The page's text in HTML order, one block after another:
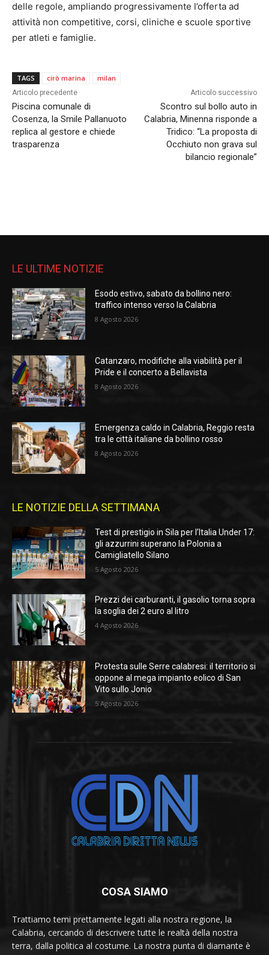
delle regole, ampliando progressivamente l’offerta ad
attività non competitive, corsi, cliniche e scuole sportive
per atleti e famiglie.
TAGS cirò marina milan
Articolo precedente
Piscina comunale di
Cosenza, la Smile Pallanuoto
replica al gestore e chiede
trasparenza
Articolo successivo
Scontro sul bollo auto in
Calabria, Minenna risponde a
Tridico: “La proposta di
Occhiuto non grava sul
bilancio regionale”
LE ULTIME NOTIZIE
Esodo estivo, sabato da bollino nero:
traffico intenso verso la Calabria
8 Agosto 2026
Catanzaro, modifiche alla viabilità per il
Pride e il concerto a Bellavista
8 Agosto 2026
Emergenza caldo in Calabria, Reggio resta
tra le città italiane da bollino rosso
8 Agosto 2026
LE NOTIZIE DELLA SETTIMANA
Test di prestigio in Sila per l’Italia Under 17:
gli azzurrini superano la Polonia a
Camigliatello Silano
5 Agosto 2026
Prezzi dei carburanti, il gasolio torna sopra
la soglia dei 2 euro al litro
4 Agosto 2026
Protesta sulle Serre calabresi: il territorio si
oppone al mega impianto eolico di San
Vito sullo Jonio
5 Agosto 2026
COSA SIAMO
Trattiamo temi prettamente legati alla nostra regione, la
Calabria, cercando di descrivere tutte le realtà della nostra
terra, dalla politica al costume. La nostra punta di diamante è